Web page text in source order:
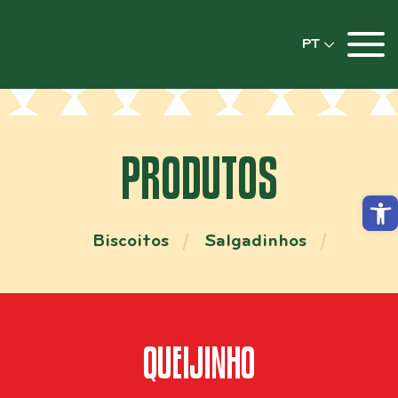
PT
PRODUTOS
Biscoitos Salgadinhos
QUEIJINHO